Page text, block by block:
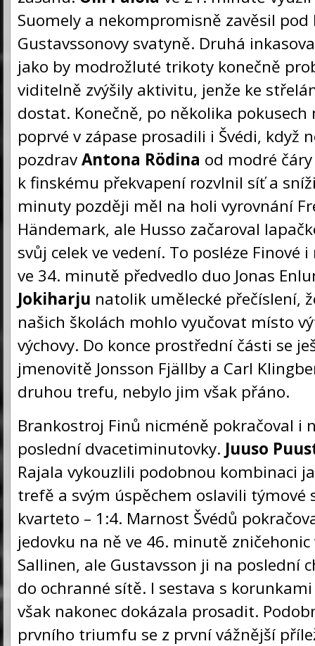
Suomely a nekompromisně zavěsil
Gustavssonovy svatyně. Druhá
jako by modrožluté trikoty konečně
viditelně zvýšily aktivitu, jenže ke
dostat. Konečně, po několika pokusech
poprvé v zápase prosadili i Švédi, když
pozdravAntona Rödina od modré
k finskému překvapení rozvlnil síť a
minuty později měl na holi vyrovnání
Händemark, ale Husso začaroval
svůj celek ve vedení. To posléze Finové
ve 34. minutě předvedlo duo Jonas
Jokiharju natolik umělecké přečíslení,
našich školách mohlo vyučovat místo
výchovy. Do konce prostřední části se
jmenovitě Jonsson Fjällby a Carl
druhou trefu, nebylo jim však přáno.
Brankostroj Finů nicméně pokračoval i
poslední dvacetiminutovky. Juuso
Rajala vykouzlili podobnou kombinaci
trefě a svým úspěchem oslavili týmové
kvarteto – 1:4. Marnost Švédů
jedovku na ně ve 46. minutě
Sallinen, ale Gustavsson ji na poslední
do ochranné sítě. I sestava s
však nakonec dokázala prosadit.
prvního triumfu se z první vážnější